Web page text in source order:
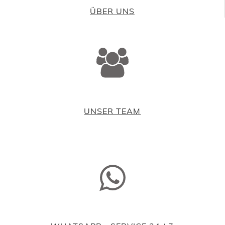
ÜBER UNS
UNSER TEAM